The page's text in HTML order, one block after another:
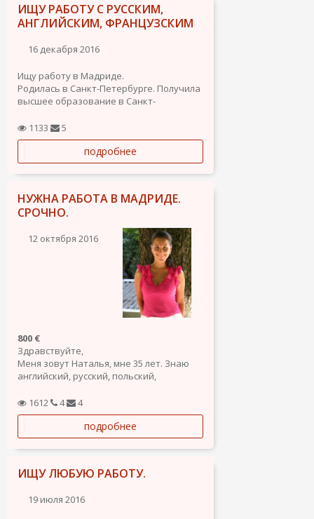
ИЩУ РАБОТУ С РУССКИМ,
АНГЛИЙСКИМ, ФРАНЦУЗСКИМ
16 декабря 2016
Ищу работу в Мадриде.
Родилась в Санкт-Петербурге. Получила
высшее образование в Санкт-
Университете Культуры.
Большой опыт в туристическом секторе,
с иностранными языками, организации
деловых встреч и конвенций,
культурных...
1133 5
подробнее
НУЖНА РАБОТА В МАДРИДЕ.
СРОЧНО.
12 октября 2016
800 €
Здравствуйте,
Меня зовут Наталья, мне 35 лет. Знаю
английский, русский, польский,
начальном уровне. 15 лет проработала
в юридическом консалтинге. Имею опыт
работы в ресторанном бизнесе, в
дистрибуции, фармацевтической
отрасли, сети...
1612 4 4
подробнее
ИЩУ ЛЮБУЮ РАБОТУ.
19 июля 2016